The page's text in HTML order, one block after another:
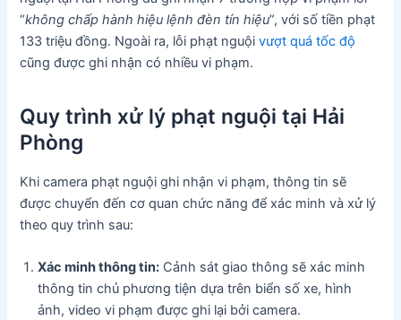
“không chấp hành hiệu lệnh đèn tín hiệu”, với số tiền phạt
133 triệu đồng. Ngoài ra, lỗi phạt nguộivượt quá tốc độ
cũng được ghi nhận có nhiều vi phạm.
Quy trình xử lý phạt nguội tại Hải
Phòng
Khi camera phạt nguội ghi nhận vi phạm, thông tin sẽ
được chuyển đến cơ quan chức năng để xác minh và xử lý
theo quy trình sau:
Xác minh thông tin: Cảnh sát giao thông sẽ xác minh
thông tin chủ phương tiện dựa trên biển số xe, hình
ảnh, video vi phạm được ghi lại bởi camera.